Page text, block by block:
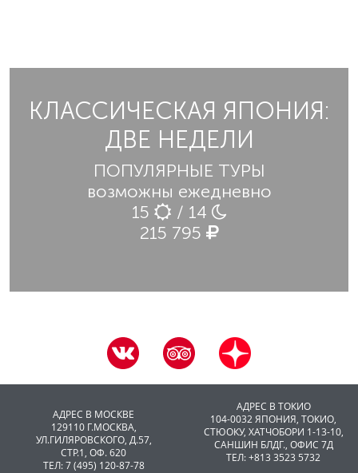
КЛАССИЧЕСКАЯ ЯПОНИЯ:
ДВЕ НЕДЕЛИ
ПОПУЛЯРНЫЕ ТУРЫ
возможны ежедневно
15
/ 14
215 795
АДРЕС В МОСКВЕ
129110 Г.МОСКВА,
УЛ.ГИЛЯРОВСКОГО, Д.57,
СТР.1, ОФ. 620
ТЕЛ: 7 (495) 120-87-78
АДРЕС В ТОКИО
104-0032 ЯПОНИЯ, ТОКИО,
CТЮОКУ, ХАТЧОБОРИ 1-13-10,
САНШИН БЛДГ., ОФИС 7Д
ТЕЛ: +813 3523 5732